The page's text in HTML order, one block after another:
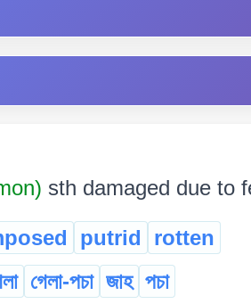
sth damaged due to
putrid rotten
গেলা-পচা জাহ পচা